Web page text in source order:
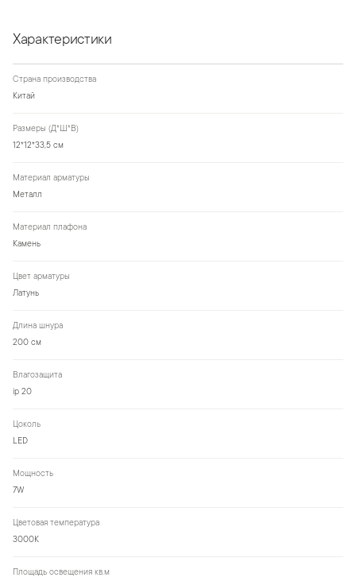
Характеристики
Страна производства
Китай
Размеры (Д*Ш*В)
12*12*33,5 см
Материал арматуры
Металл
Материал плафона
Камень
Цвет арматуры
Латунь
Длина шнура
200 см
Влагозащита
ip 20
Цоколь
LED
Мощность
7W
Цветовая температура
3000К
Площадь освещения кв.м